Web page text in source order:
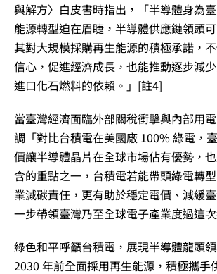
與解方〉白皮書時指出，「半導體身為
能源轉型迫在眉睫，半導體供應鏈領頭
其對大規模採購再生能源的積極承諾，
信心，促進經濟成長，也能推動逐步減
進口化石燃料的依賴。」[註4]
當臺灣經濟面臨外部關稅衝擊與內部用
調「對比台積電在美國廠 100% 綠電，
價讓半導體晶片在全球市場佔有優勢，
含的重點之一，台積電若能帶頭綠電轉
業減碳責任，更有助於穩定電價、減緩
一步帶領臺灣乃至全球電子產業度過這次
綠色和平呼籲台積電，展現半導體龍頭
2030 年前全面採用再生能源，積極攜手